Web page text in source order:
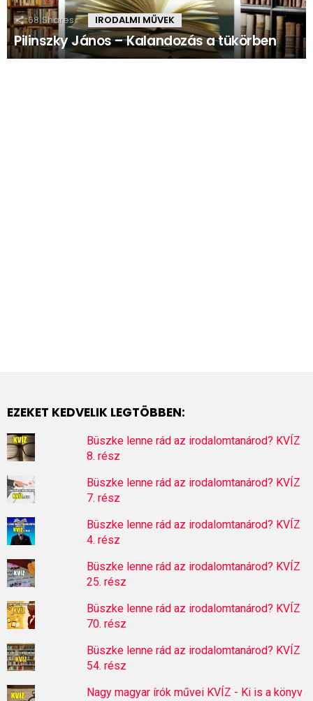
68 Shares IRODALMI MŰVEK
Pilinszky János – Kalandozás a tükörben
EZEKET KEDVELIK LEGTÖBBEN:
Büszke lenne rád az irodalomtanárod? KVÍZ
8. rész
Büszke lenne rád az irodalomtanárod? KVÍZ
7. rész
Büszke lenne rád az irodalomtanárod? KVÍZ
4. rész
Büszke lenne rád az irodalomtanárod? KVÍZ
25. rész
Büszke lenne rád az irodalomtanárod? KVÍZ
70. rész
Büszke lenne rád az irodalomtanárod? KVÍZ
54. rész
Nagy magyar írók művei KVÍZ - Ki is a könyv